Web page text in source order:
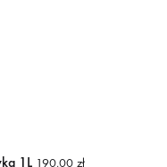
1L 190,00 zł